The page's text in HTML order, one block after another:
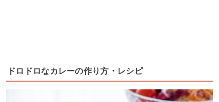
ドロドロなカレーの作り方・レシピ